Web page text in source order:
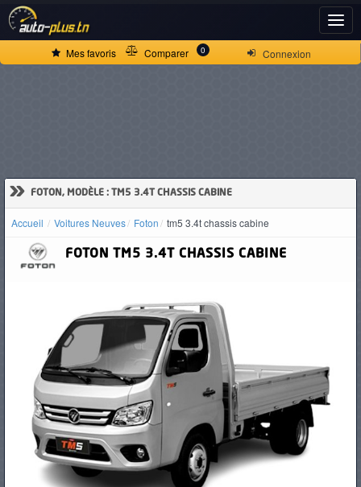
Connexion
Mes favoris Comparer 0
» FOTON, MODÈLE : TM5 3.4T CHASSIS CABINE
Accueil Voitures Neuves Foton tm5 3.4t chassis cabine
FOTON TM5 3.4T CHASSIS CABINE
ACCUEIL
D'OCCASION
CAMIONS
PNEUS